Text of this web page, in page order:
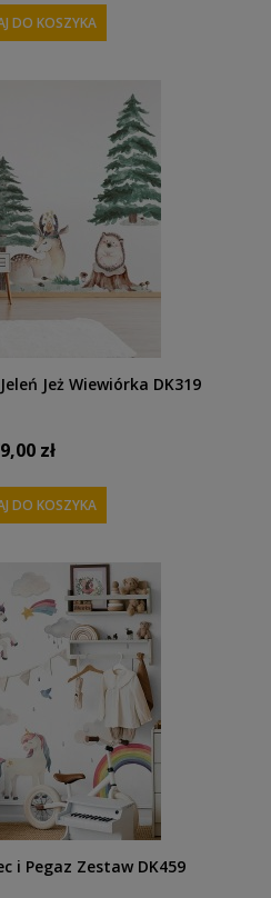
DO KOSZYKA
Jeż Wiewiórka DK319
zł
DO KOSZYKA
i Pegaz Zestaw DK459